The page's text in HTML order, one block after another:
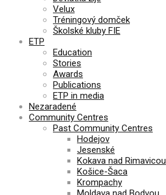
Velux
Tréningový domček
Školské kluby FIE
ETP
Education
Stories
Awards
Publications
ETP in media
Nezaradené
Community Centres
Past Community Centres
Hodejov
Jesenské
Kokava nad Rimavicou
Košice-Šaca
Krompachy